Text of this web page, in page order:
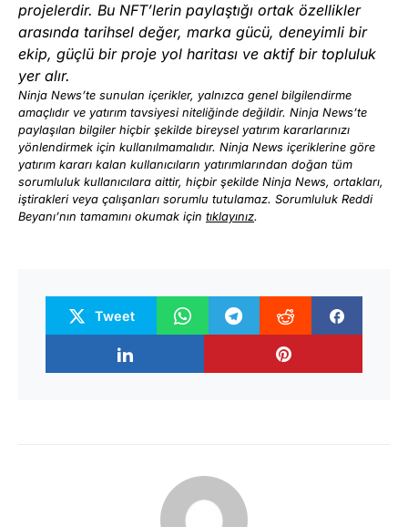
projelerdir. Bu NFT’lerin paylaştığı ortak özellikler
arasında tarihsel değer, marka gücü, deneyimli bir
ekip, güçlü bir proje yol haritası ve aktif bir topluluk
yer alır.
Ninja News’te sunulan içerikler, yalnızca genel bilgilendirme
amaçlıdır ve yatırım tavsiyesi niteliğinde değildir. Ninja News’te
paylaşılan bilgiler hiçbir şekilde bireysel yatırım kararlarınızı
yönlendirmek için kullanılmamalıdır. Ninja News içeriklerine göre
yatırım kararı kalan kullanıcıların yatırımlarından doğan tüm
sorumluluk kullanıcılara aittir, hiçbir şekilde Ninja News, ortakları,
iştirakleri veya çalışanları sorumlu tutulamaz. Sorumluluk Reddi
Beyanı’nın tamamını okumak için tıklayınız.
Tweet